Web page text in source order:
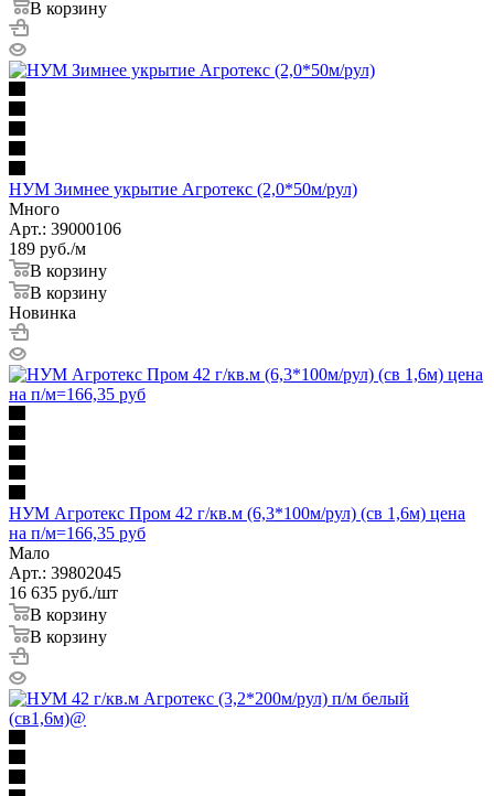
В корзину
НУМ Зимнее укрытие Агротекс (2,0*50м/рул)
Много
Арт.: 39000106
189 руб./м
В корзину
В корзину
Новинка
НУМ Агротекс Пром 42 г/кв.м (6,3*100м/рул) (св 1,6м) цена
на п/м=166,35 руб
Мало
Арт.: 39802045
16 635 руб./шт
В корзину
В корзину